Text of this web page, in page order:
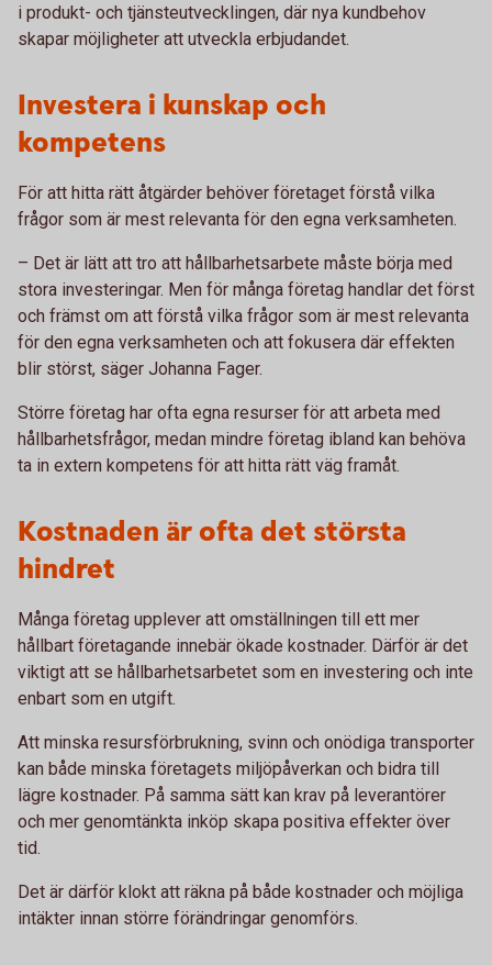
i produkt- och tjänsteutvecklingen, där nya kundbehov
skapar möjligheter att utveckla erbjudandet.
Investera i kunskap och
kompetens
För att hitta rätt åtgärder behöver företaget förstå vilka
frågor som är mest relevanta för den egna verksamheten.
– Det är lätt att tro att hållbarhetsarbete måste börja med
stora investeringar. Men för många företag handlar det först
och främst om att förstå vilka frågor som är mest relevanta
för den egna verksamheten och att fokusera där effekten
blir störst, säger Johanna Fager.
Större företag har ofta egna resurser för att arbeta med
hållbarhetsfrågor, medan mindre företag ibland kan behöva
ta in extern kompetens för att hitta rätt väg framåt.
Kostnaden är ofta det största
hindret
Många företag upplever att omställningen till ett mer
hållbart företagande innebär ökade kostnader. Därför är det
viktigt att se hållbarhetsarbetet som en investering och inte
enbart som en utgift.
Att minska resursförbrukning, svinn och onödiga transporter
kan både minska företagets miljöpåverkan och bidra till
lägre kostnader. På samma sätt kan krav på leverantörer
och mer genomtänkta inköp skapa positiva effekter över
tid.
Det är därför klokt att räkna på både kostnader och möjliga
intäkter innan större förändringar genomförs.